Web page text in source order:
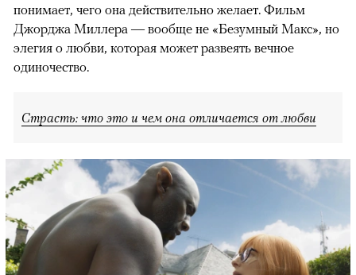
понимает, чего она действительно желает. Фильм
Джорджа Миллера — вообще не «Безумный Макс», но
элегия о любви, которая может развеять вечное
одиночество.
Страсть: что это и чем она отличается от любви